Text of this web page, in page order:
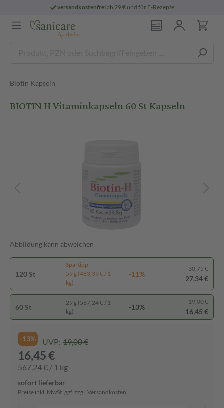
versandkostenfreiab 29 € und für E-Rezepte
Biotin Kapseln
BIOTIN H Vitaminkapseln 60 St Kapseln
Abbildung kann abweichen
120 St
Spartipp
59 g (463,39 € / 1
kg)
-11%
30,75 €
27,34 €
60 St
29 g (567,24 € / 1
kg)
-13%
19,00 €
16,45 €
-13% UVP: 19,00 €
16,45 €
567,24 € / 1 kg
sofort lieferbar
Preise inkl. MwSt. ggf. zzgl. Versandkosten